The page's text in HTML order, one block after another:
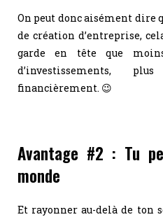
On peut donc aisément dire
de création d’entreprise,
garde en tête que
d’investissements,
financièrement. 😉
Avantage #2 : Tu
monde
Et rayonner au-delà de ton